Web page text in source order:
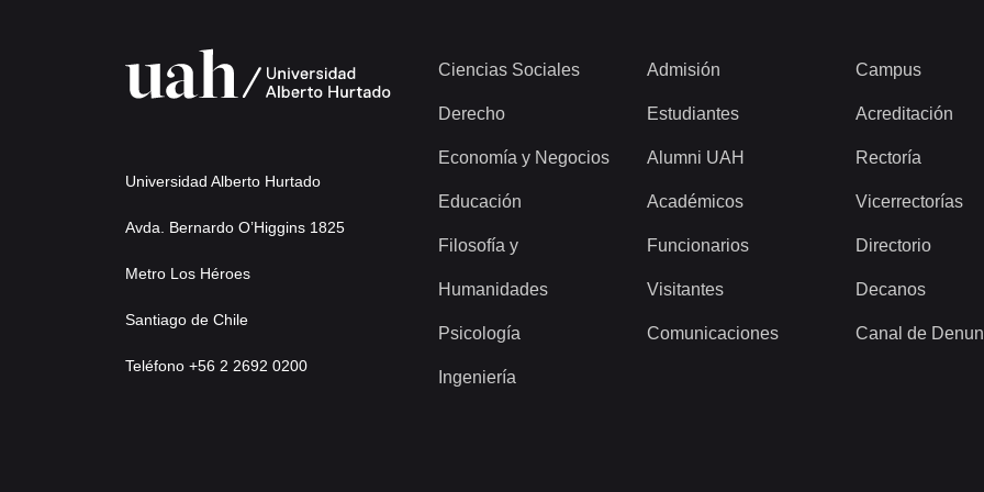
Universidad Alberto Hurtado
Avda. Bernardo O’Higgins 1825
Metro Los Héroes
Santiago de Chile
Teléfono +56 2 2692 0200
Ciencias Sociales
Derecho
Economía y Negocios
Educación
Filosofía y
Humanidades
Psicología
Ingeniería
Admisión
Estudiantes
Alumni UAH
Académicos
Funcionarios
Visitantes
Comunicaciones
Campus
Acreditación
Rectoría
Vicerrectorías
Directorio
Decanos
Canal de